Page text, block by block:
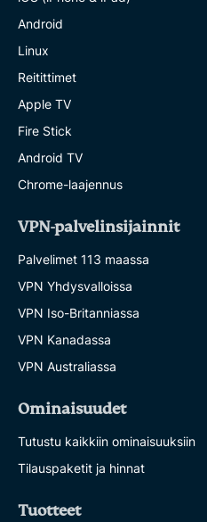
Android
Linux
Reitittimet
Apple TV
Fire Stick
Android TV
Chrome-laajennus
VPN-palvelinsijainnit
Palvelimet 113 maassa
VPN Yhdysvalloissa
VPN Iso-Britanniassa
VPN Kanadassa
VPN Australiassa
Ominaisuudet
Tutustu kaikkiin ominaisuuksiin
Tilauspaketit ja hinnat
Tuotteet